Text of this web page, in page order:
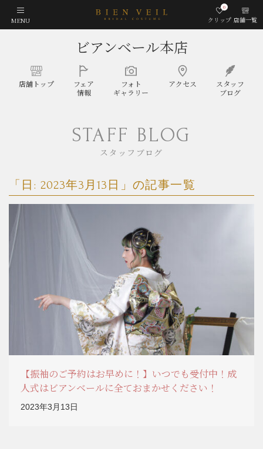
MENU クリップ
0
店舗一覧
ビアンベール本店
店舗トップ
フェア
情報
フォト
ギャラリー
アクセス
スタッフ
ブログ
STAFF BLOG
スタッフブログ
「日: 2023年3月13日 」の記事一覧
【振袖のご予約はお早めに！】いつでも受付中！成
人式はビアンベールに全ておまかせください！
2023年3月13日